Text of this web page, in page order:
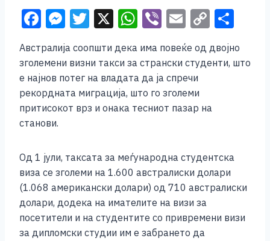
F
c
e
b
o
o
k
M
ss
e
n
g
T
tt
er
X W
at
s
A
p
Vi
er
E
ai
l
C
p
n
ar
Австралија соопшти дека има повеќе од двојно
зголемени визни такси за странски студенти, што
е најнов потег на владата да ја спречи
рекордната миграција, што го зголеми
притисокот врз и онака тесниот пазар на
станови.
Од 1 јули, таксата за меѓународна студентска
виза се зголеми на 1.600 австралиски долари
(1.068 американски долари) од 710 австралиски
долари, додека на имателите на визи за
посетители и на студентите со привремени визи
за дипломски студии им е забрането да